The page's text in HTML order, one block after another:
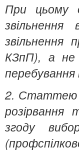
При цьому
звільнення
звільнення
КЗпП), а не
перебування
2. Статтею
розірвання
згоду